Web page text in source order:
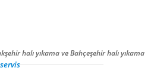
halı yıkama ve Bahçeşehir halı yıkama